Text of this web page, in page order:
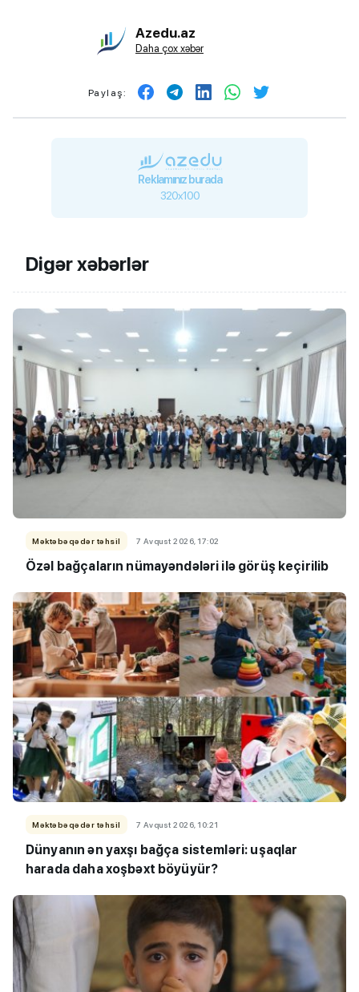
Azedu.az
Daha çox xəbər
Paylaş:
Reklamınız burada
320x100
Digər xəbərlər
Məktəbəqədər təhsil 7 Avqust 2026, 17:02
Özəl bağçaların nümayəndələri ilə görüş keçirilib
Məktəbəqədər təhsil 7 Avqust 2026, 10:21
Dünyanın ən yaxşı bağça sistemləri: uşaqlar
harada daha xoşbəxt böyüyür?